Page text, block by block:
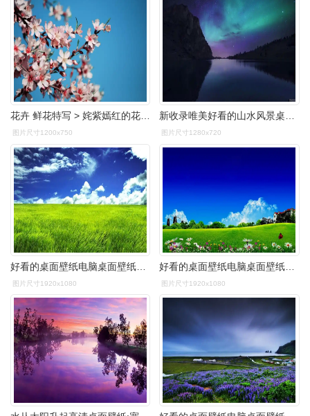
图片尺寸1200x750 图片尺寸1280x720
图片尺寸1920x1080 图片尺寸1920x1080